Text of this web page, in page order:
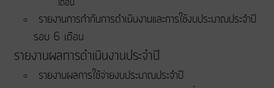
รายงานการกำกับการดำเนินงานและการใช้งบประมาณประจำปี
รอบ 6 เดือน
รายงานผลการดำเนินงานประจำปี
รายงานผลการใช้จ่ายงบประมาณประจำปี